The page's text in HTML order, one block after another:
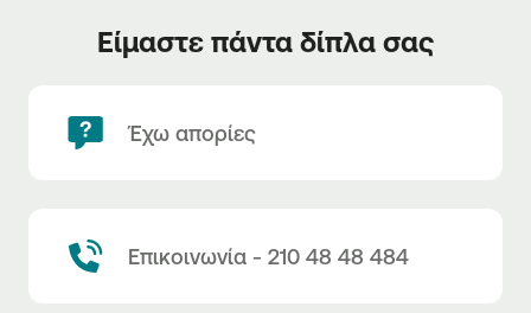
Είμαστε πάντα δίπλα σας
Έχω απορίες
Επικοινωνία - 210 48 48 484